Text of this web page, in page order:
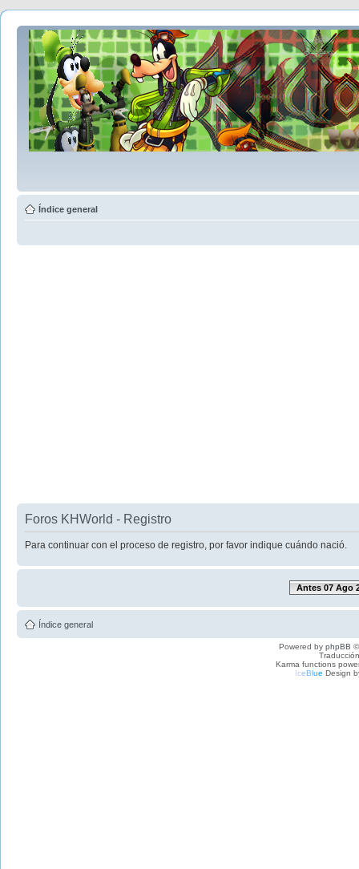
Índice general
Foros KHWorld - Registro
Para continuar con el proceso de registro, por favor indique cuándo nació.
Antes 07 Ago
Índice general
Powered by phpBB
Karma functions
IceBlue Design